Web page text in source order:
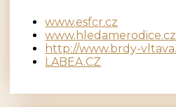
www.esfcr.cz
www.hledamerodice.cz
http://www.brdy-
LABEA.CZ